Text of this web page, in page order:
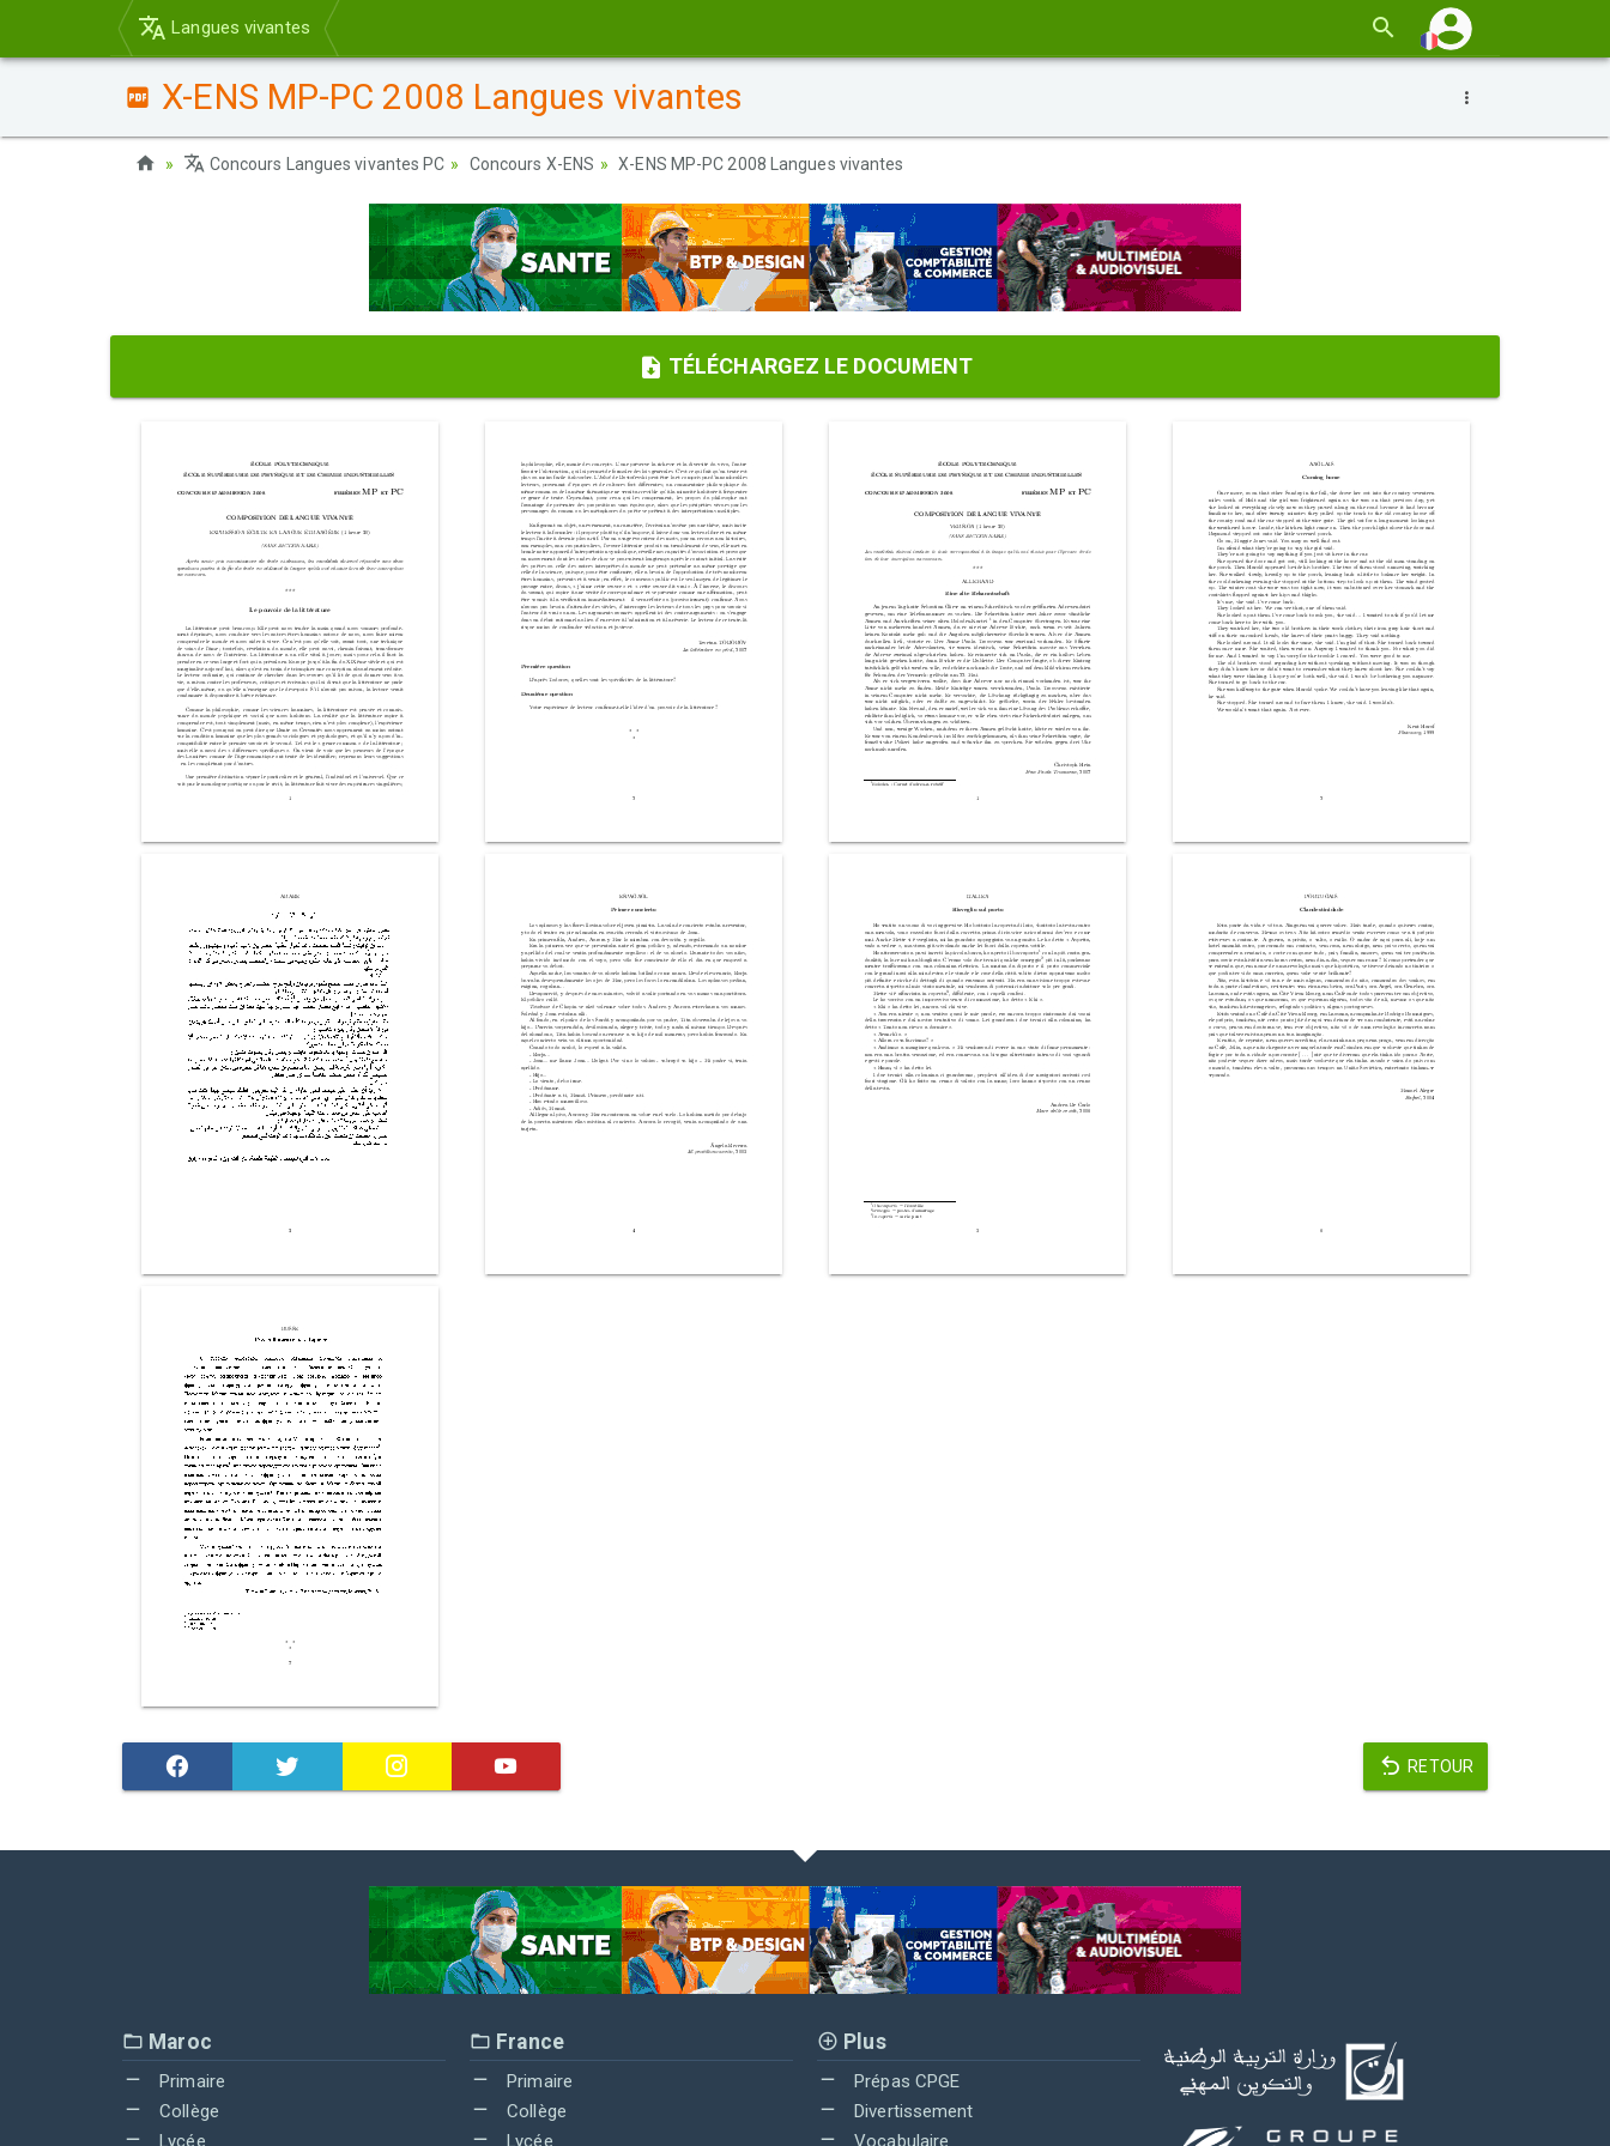
Langues vivantes
X-ENS MP-PC 2008 Langues vivantes
Concours Langues vivantes PC Concours X-ENS X-ENS MP-PC 2008 Langues vivantes
TÉLÉCHARGEZ LE DOCUMENT
RETOUR
Maroc
Primaire
Collège
Lycée
France
Primaire
Collège
Lycée
Plus
Prépas CPGE
Divertissement
Vocabulaire